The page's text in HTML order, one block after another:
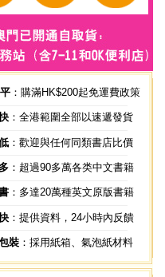
：購滿HK$200起免運費政策
：全港範圍全部以速遞發貨
：歡迎與任何同類書店比價
：超過90多萬各类中文書籍
：多達20萬種英文原版書籍
：提供資料，24小時內反饋
裝 ：採用紙箱、氣泡紙材料